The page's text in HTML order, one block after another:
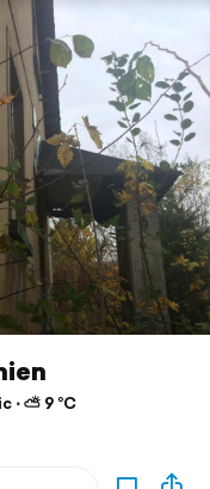
⋅ ⛅ 9 °C